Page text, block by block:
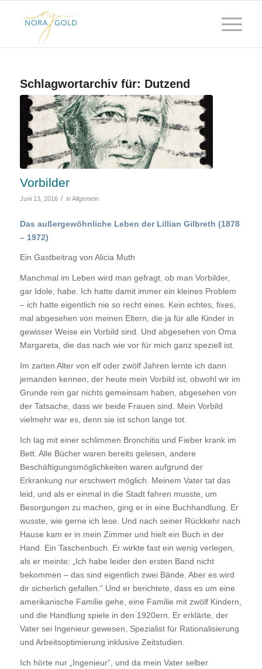
Schlagwortarchiv für: Dutzend
Vorbilder
Juni 13, 2016 / inAllgemein
Das außergewöhnliche Leben der Lillian Gilbreth (1878
– 1972)
Ein Gastbeitrag von Alicia Muth
Manchmal im Leben wird man gefragt, ob man Vorbilder,
gar Idole, habe. Ich hatte damit immer ein kleines Problem
– ich hatte eigentlich nie so recht eines. Kein echtes, fixes,
mal abgesehen von meinen Eltern, die ja für alle Kinder in
gewisser Weise ein Vorbild sind. Und abgesehen von Oma
Margareta, die das nach wie vor für mich ganz speziell ist.
Im zarten Alter von elf oder zwölf Jahren lernte ich dann
jemanden kennen, der heute mein Vorbild ist, obwohl wir im
Grunde rein gar nichts gemeinsam haben, abgesehen von
der Tatsache, dass wir beide Frauen sind. Mein Vorbild
vielmehr war es, denn sie ist schon lange tot.
Ich lag mit einer schlimmen Bronchitis und Fieber krank im
Bett. Alle Bücher waren bereits gelesen, andere
Beschäftigungsmöglichkeiten waren aufgrund der
Erkrankung nur erschwert möglich. Meinem Vater tat das
leid, und als er einmal in die Stadt fahren musste, um
Besorgungen zu machen, ging er in eine Buchhandlung. Er
wusste, wie gerne ich lese. Und nach seiner Rückkehr nach
Hause kam er in mein Zimmer und hielt ein Buch in der
Hand. Ein Taschenbuch. Er wirkte fast ein wenig verlegen,
als er meinte: „Ich habe leider den ersten Band nicht
bekommen – das sind eigentlich zwei Bände. Aber es wird
dir sicherlich gefallen.“ Und er berichtete, dass es um eine
amerikanische Familie gehe, eine Familie mit zwölf Kindern,
und die Handlung spiele in den 1920ern. Er erklärte, der
Vater sei Ingenieur gewesen, Spezialist für Rationalisierung
und Arbeitsoptimierung inklusive Zeitstudien.
Ich hörte nur „Ingenieur“, und da mein Vater selber